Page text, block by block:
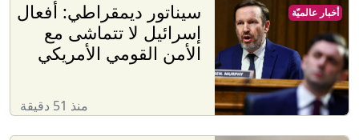
سيناتور ديمقراطي: أفعال
إسرائيل لا تتماشى مع
الأمن القومي الأمريكي
منذ 51 دقيقة
أخبار عالميّة